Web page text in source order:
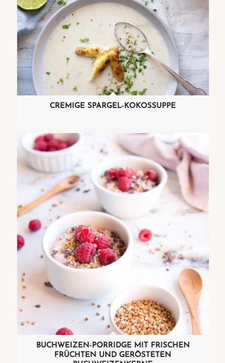
CREMIGE SPARGEL-KOKOSSUPPE
BUCHWEIZEN-PORRIDGE MIT FRISCHEN
FRÜCHTEN UND GERÖSTETEN